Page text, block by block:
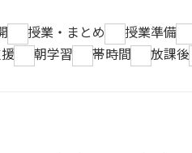
授業・まとめ 授業準備
朝学習 帯時間 放課後